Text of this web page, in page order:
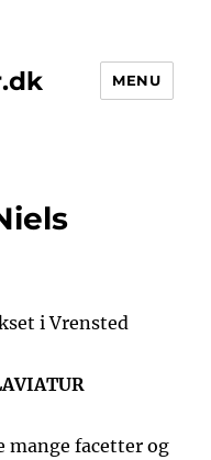
MENU
i Vrensted
mange facetter og